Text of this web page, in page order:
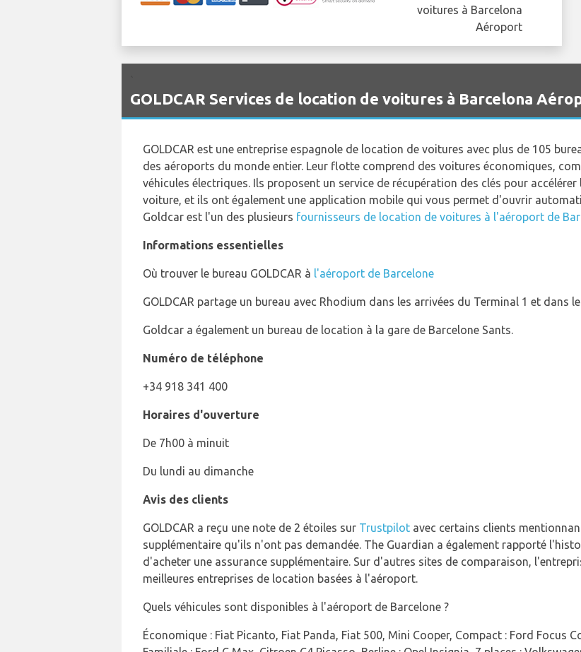
GOLDCAR Services de location de voitures à Barcelona
GOLDCAR est une entreprise espagnole de location de voitures avec plus de 105
des aéroports du monde entier. Leur flotte comprend des voitures économiques,
véhicules électriques. Ils proposent un service de récupération des clés pour
voiture, et ils ont également une application mobile qui vous permet d'ouvrir
Goldcar est l'un des plusieurs fournisseurs de location de voitures à l'aéroport de
Informations essentielles
Où trouver le bureau GOLDCAR à l'aéroport de Barcelone
GOLDCAR partage un bureau avec Rhodium dans les arrivées du Terminal 1 et dans
Goldcar a également un bureau de location à la gare de Barcelone Sants.
Numéro de téléphone
+34 918 341 400
Horaires d'ouverture
De 7h00 à minuit
Du lundi au dimanche
Avis des clients
GOLDCAR a reçu une note de 2 étoiles sur Trustpilot avec certains clients
supplémentaire qu'ils n'ont pas demandée. The Guardian a également rapporté
d'acheter une assurance supplémentaire. Sur d'autres sites de comparaison,
meilleures entreprises de location basées à l'aéroport.
Quels véhicules sont disponibles à l'aéroport de Barcelone ?
Économique : Fiat Picanto, Fiat Panda, Fiat 500, Mini Cooper, Compact : Ford Focus